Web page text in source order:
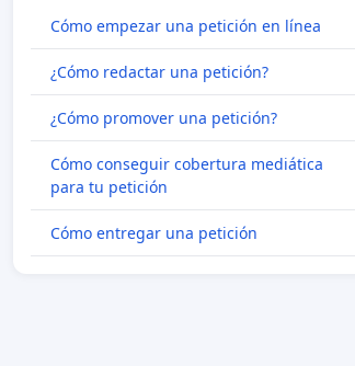
Cómo empezar una petición en línea
¿Cómo redactar una petición?
¿Cómo promover una petición?
Cómo conseguir cobertura mediática
para tu petición
Cómo entregar una petición